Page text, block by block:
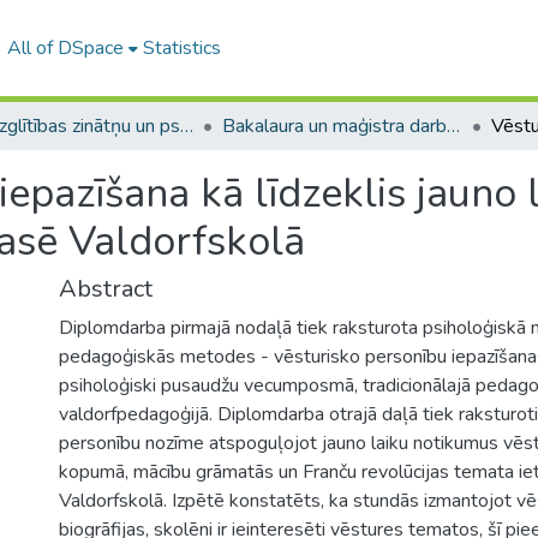
All of DSpace Statistics
A -- Izglītības zinātņu un psiholoģijas fakultāte / Faculty of Education Sciences and Psychology Bakalaura un maģistra darbi (PPMF) / Bachelor's and Master's theses
kā līdzeklis jauno
Valdorfskolā
Abstract
Diplomdarba pirmajā nodaļā tiek raksturota psiholoģiskā
pedagoģiskās metodes - vēsturisko personību
psiholoģiski pusaudžu vecumposmā, tradicionālajā
valdorfpedagoģijā. Diplomdarba otrajā daļā tiek
personību nozīme atspoguļojot jauno laiku notikumus
kopumā, mācību grāmatās un Franču revolūcijas temata
Valdorfskolā. Izpētē konstatēts, ka stundās izmantojot
biogrāfijas, skolēni ir ieinteresēti vēstures tematos, šī